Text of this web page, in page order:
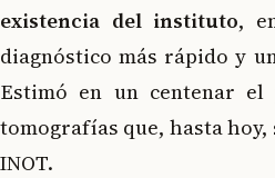
existencia del instituto,
diagnóstico más rápido y
Estimó en un centenar el
tomografías que, hasta
INOT.